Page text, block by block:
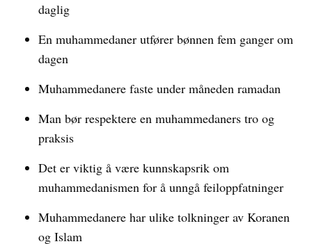
daglig
En muhammedaner utfører bønnen fem ganger om
dagen
Muhammedanere faste under måneden ramadan
Man bør respektere en muhammedaners tro og
praksis
Det er viktig å være kunnskapsrik om
muhammedanismen for å unngå feiloppfatninger
Muhammedanere har ulike tolkninger av Koranen
og Islam